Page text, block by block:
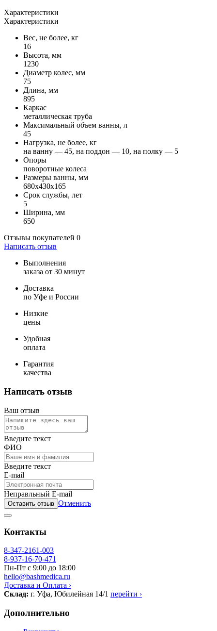
Характеристики
Характеристики
Вес, не более, кг
16
Высота, мм
1230
Диаметр колес, мм
75
Длина, мм
895
Каркас
металлическая труба
Максимальный объем ванны, л
45
Нагрузка, не более, кг
на ванну — 45, на поддон — 10, на полку — 5
Опоры
поворотные колеса
Размеры ванны, мм
680x430x165
Срок службы, лет
5
Ширина, мм
650
Отзывы покупателей 0
Написать отзыв
Выполнения
заказа от 30 минут
Доставка
по Уфе и России
Низкие
цены
Удобная
оплата
Гарантия
качества
Написать отзыв
Ваш отзыв
Введите текст
ФИО
Введите текст
E-mail
Неправльный E-mail
Оставить отзыв Отменить
Контакты
8-347-2161-003
8-937-16-70-471
Пн-Пт с 9:00 до 18:00
hello@bashmedica.ru
Доставка и Оплата ›
Склад: г. Уфа, Юбилейная 14/1 перейти ›
Дополнительно